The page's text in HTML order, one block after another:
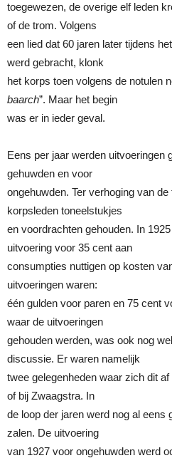
toegewezen, de overige elf leden
of de trom. Volgens
een lied dat 60 jaren later tijdens
werd gebracht, klonk
het korps toen volgens de notulen
baarch”. Maar het begin
was er in ieder geval.
Eens per jaar werden uitvoeringen
gehuwden en voor
ongehuwden. Ter verhoging van
korpsleden toneelstukjes
en voordrachten gehouden. In
uitvoering voor 35 cent aan
consumpties nuttigen op kosten
uitvoeringen waren:
één gulden voor paren en 75 cent
waar de uitvoeringen
gehouden werden, was ook nog
discussie. Er waren namelijk
twee gelegenheden waar zich dit
of bij Zwaagstra. In
de loop der jaren werd nog al
zalen. De uitvoering
van 1927 voor ongehuwden werd